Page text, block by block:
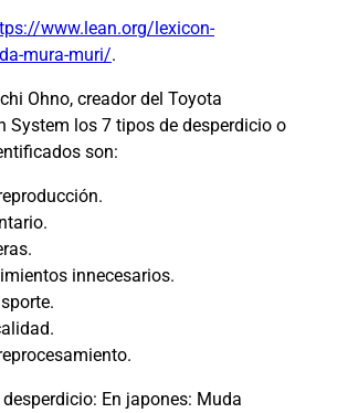
www.lean.org/lexicon-
mura-muri/.
Ohno, creador del Toyota
System los 7 tipos de desperdicio o
son:
innecesarios.
En japones: Muda